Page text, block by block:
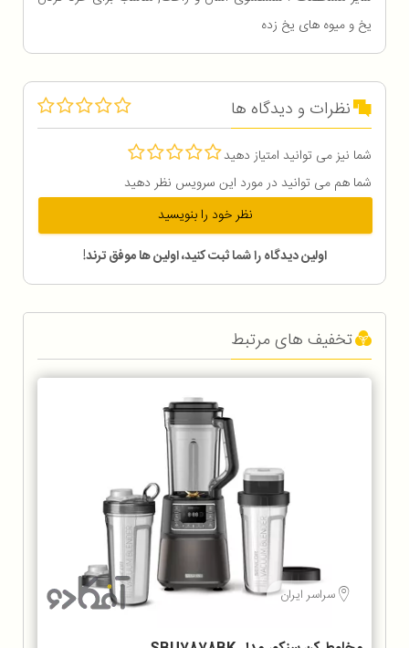
یخ و میوه های یخ زده
نظرات و دیدگاه ها
شما نیز می توانید امتیاز دهید
شما هم می توانید در مورد این سرویس نظر دهید
نظر خود را بنویسید
اولین دیدگاه را شما ثبت کنید، اولین ها موفق ترند!
تخفیف های مرتبط
سراسر ایران